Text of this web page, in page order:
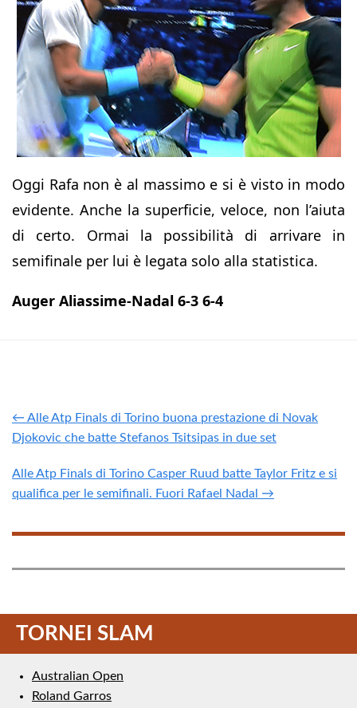
Oggi Rafa non è al massimo e si è visto in modo
evidente. Anche la superficie, veloce, non l’aiuta
di certo. Ormai la possibilità di arrivare in
semifinale per lui è legata solo alla statistica.
Auger Aliassime-Nadal 6-3 6-4
← Alle Atp Finals di Torino buona prestazione di Novak
Djokovic che batte Stefanos Tsitsipas in due set
Alle Atp Finals di Torino Casper Ruud batte Taylor Fritz e si
qualifica per le semifinali. Fuori Rafael Nadal →
TORNEI SLAM
Australian Open
Roland Garros